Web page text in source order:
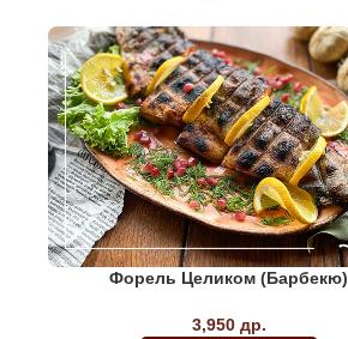
Форель Целиком (барбекю)
3,950др.